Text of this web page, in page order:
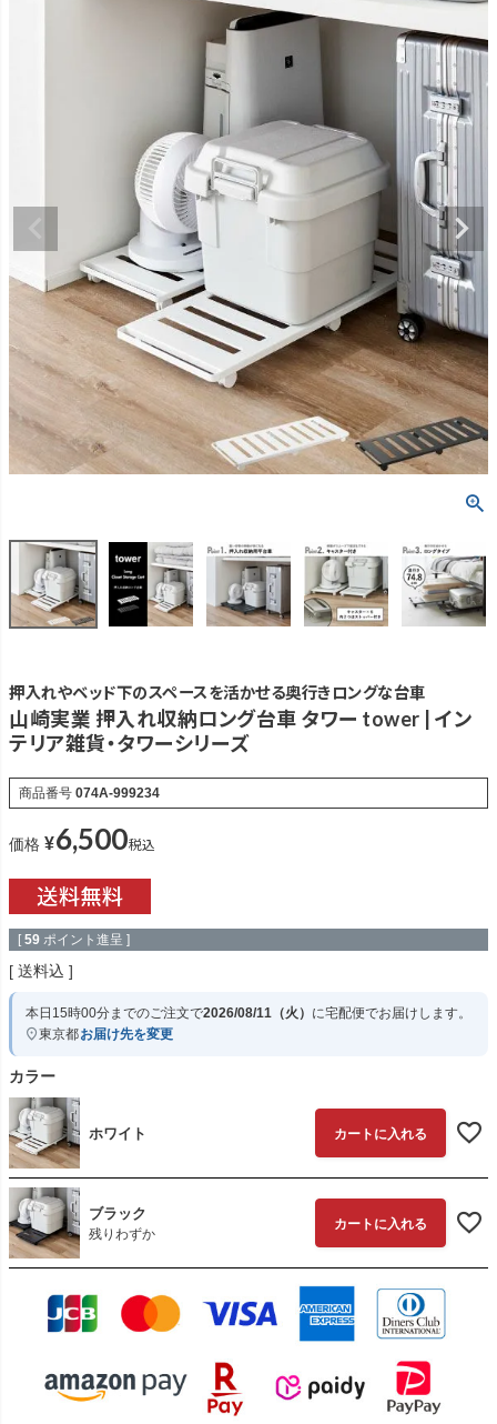
押入れやベッド下のスペースを活かせる奥行きロングな台車
山崎実業 押入れ収納ロング台車 タワー tower | イン
テリア雑貨・タワーシリーズ
商品番号 074A-999234
価格 ¥6,500税込
[ 59 ポイント進呈 ]
送料込
本日 15時00分までのご注文で2026/08/11（火） に宅配便でお届けします。
東京都お届け先を変更
カラー
ホワイト カートに入れる
ブラック
残りわずか
カートに入れる